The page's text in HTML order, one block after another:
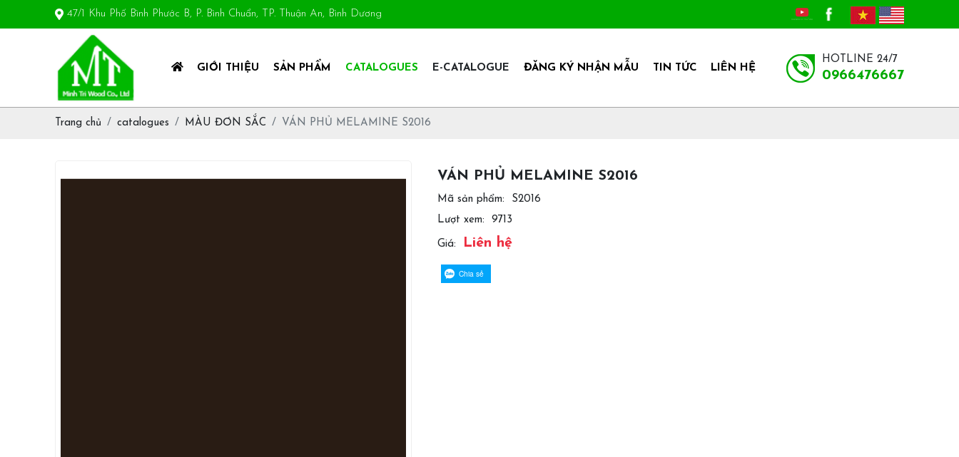
47/1 Khu Phố Bình Phước B, P. Bình Chuẩn, TP. Thuận An, Bình Dương
GIỚI THIỆU SẢN PHẨM CATALOGUES E-CATALOGUE ĐĂNG KÝ NHẬN MẪU TIN TỨC LIÊN HỆ
HOTLINE 24/7
0966476667
Trang chủ catalogues MÀU ĐƠN SẮC VÁN PHỦ MELAMINE S2016
VÁN PHỦ MELAMINE S2016
Mã sản phẩm:
S2016
Lượt xem:
9713
Giá: Liên hệ
Chia sẻ